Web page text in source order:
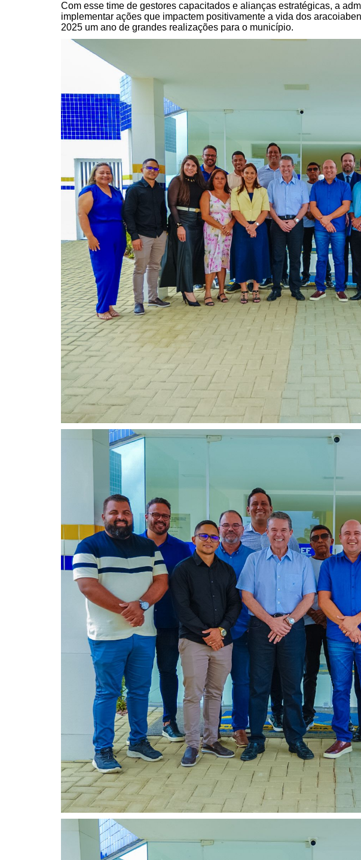
Com esse time de gestores capacitados e alianças estratégicas, a
implementar ações que impactem positivamente a vida dos
2025 um ano de grandes realizações para o município.